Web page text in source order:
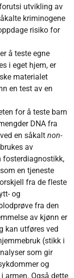
utvikling av
kriminogene
risiko for
å teste egne
i eget hjem, er
materialet
en test av en
for å teste barn
DNA fra
en såkaltnon-
av
fosterdiagnostikk,
en tjeneste
fra de fleste
og
fra den
av kjønn er
kan utføres ved
(stikk i
som gir
og
armen. Også dette